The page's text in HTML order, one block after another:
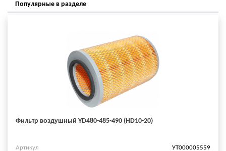
Популярные в разделе
Фильтр воздушный YD480-485-490 (HD10-20)
Артикул
УТ000005559